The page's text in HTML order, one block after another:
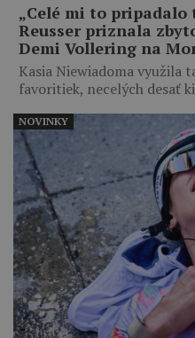
„Celé mi to pripadalo
Reusser priznala
Demi Vollering na
Kasia Niewiadoma využila
favoritiek, necelých desať
NOVINKY